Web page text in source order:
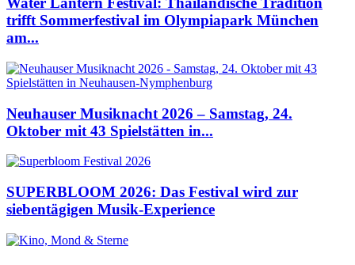
trifft Sommerfestival im Olympiapark München
am...
Neuhauser Musiknacht 2026 – Samstag, 24.
Oktober mit 43 Spielstätten in...
SUPERBLOOM 2026: Das Festival wird zur
siebentägigen Musik-Experience